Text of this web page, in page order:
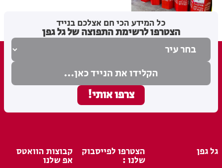
כל המידע הכי חם אצלכם בנייד
הצטרפו לרשימת התפוצה של גל גפן
גל גפן הצטרפו לפייסבוק
שלנו :
קבוצות הוואטס
אפ שלנו